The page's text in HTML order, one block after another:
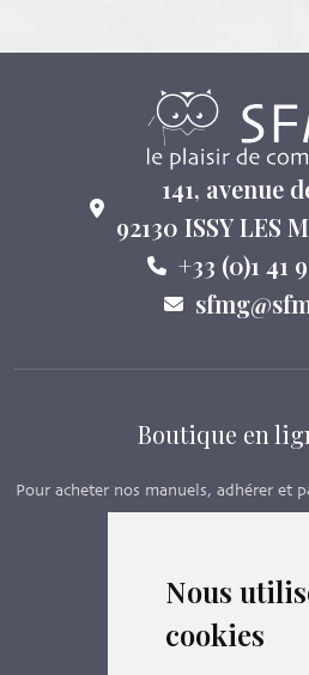
Nous
cookies
141, avenue
92130 ISSY LES
+33 (0)1 41
Boutique en
Pour acheter nos manuels, adhérer et
Boutique en
Formations